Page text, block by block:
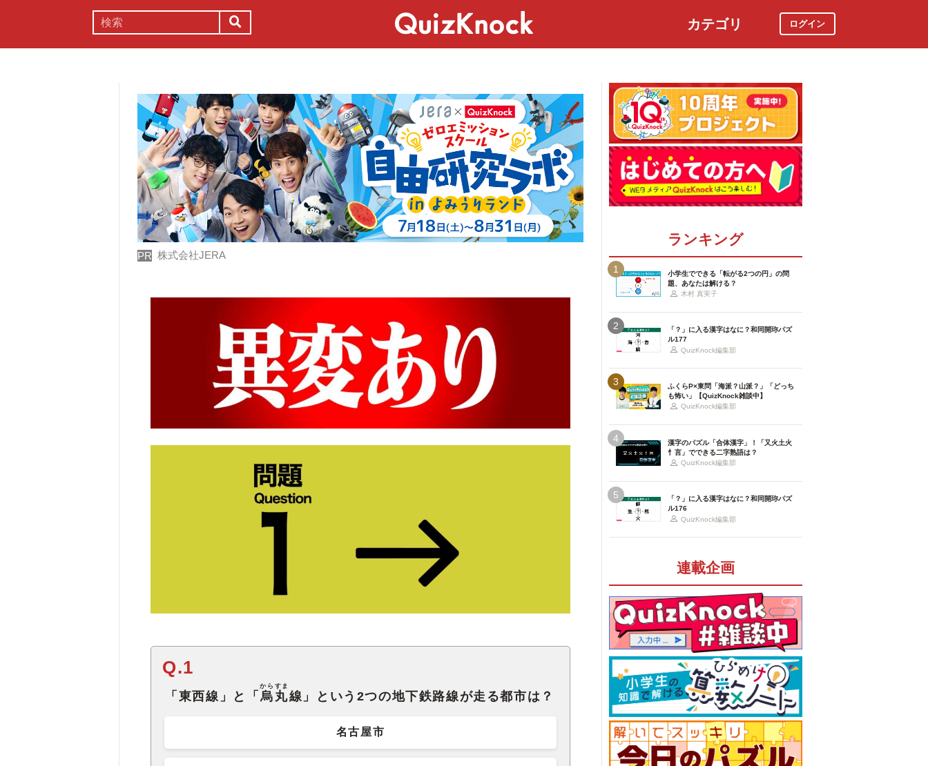
カテゴリ ログイン
PR 株式会社JERA
Q.1
「東西線」と「 烏丸
からすま
線」という2つの地下鉄路線が走る都市は？
名古屋市
ランキング
1
小学生でできる「転がる2つの円」の問
題、あなたは解ける？
木村 真実子
2
「？」に入る漢字はなに？和同開珎パズ
ル177
QuizKnock編集部
3
ふくらP×東問「海派？山派？」「どっち
も怖い」【QuizKnock雑談中】
QuizKnock編集部
4
漢字のパズル「合体漢字」！「又火土火
忄言」でできる二字熟語は？
QuizKnock編集部
5
「？」に入る漢字はなに？和同開珎パズ
ル176
QuizKnock編集部
連載企画